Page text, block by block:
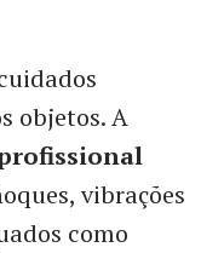
objetos. A
vibrações
como